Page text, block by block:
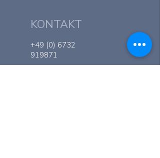
KONTAKT
+49 (0) 6732
919871